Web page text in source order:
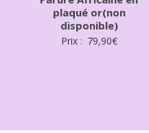
plaqué or(non
disponible)
Prix : 79,90€